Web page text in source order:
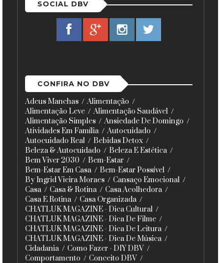
SOCIAL DBV
CONFIRA NO DBV
Adeus Manchas
Alimentação
Alimentação Leve
Alimentação Saudável
Alimentação Simples
Ansiedade De Domingo
Atividades Em Família
Autocuidado
Autocuidado Real
Bebidas Detox
Beleza & Autocuidado
Beleza E Estética
Bem Viver 2030
Bem-Estar
Bem-Estar Em Casa
Bem-Estar Possível
By Ingrid Vieira Moraes
Cansaço Emocional
Casa
Casa & Rotina
Casa Acolhedora
Casa E Rotina
Casa Organizada
CHATLUK MAGAZINE - Dica Cultural
CHATLUK MAGAZINE - Dica De Filme
CHATLUK MAGAZINE - Dica De Leitura
CHATLUK MAGAZINE - Dica De Música
Cidadania
Como Fazer - DIY DBV
Comportamento
Conceito DBV